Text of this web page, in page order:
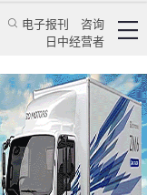
电子报刊
咨询
日中经营者